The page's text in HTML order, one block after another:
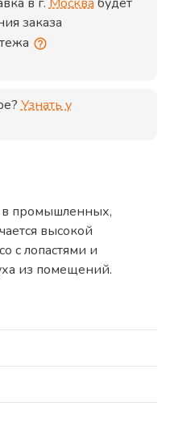
заказа
Узнать у
в промышленных,
высокой
с лопастями и
из помещений.